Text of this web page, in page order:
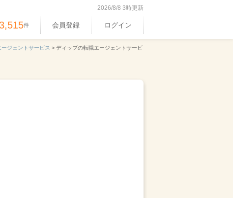
2026/8/8 3時更新
件 会員登録 ログイン
ジェントサービス > ディップの転職エージェントサービ